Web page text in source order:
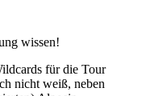
wissen!
für die Tour
nicht weiß, neben